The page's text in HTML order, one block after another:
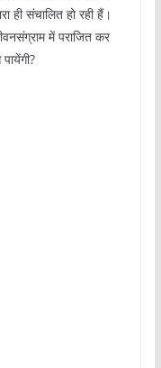
ही संचालित हो रही हैं।
में पराजित कर